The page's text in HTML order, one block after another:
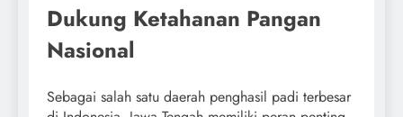
Dukung Ketahanan Pangan
Nasional
Sebagai salah satu daerah penghasil padi terbesar